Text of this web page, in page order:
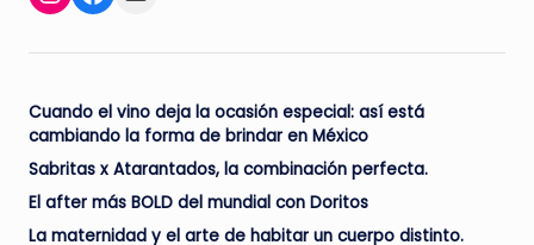
Cuando el vino deja la ocasión especial: así está
cambiando la forma de brindar en México
Sabritas x Atarantados, la combinación perfecta.
El after más BOLD del mundial con Doritos
La maternidad y el arte de habitar un cuerpo distinto.